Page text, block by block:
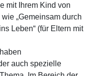
mit Ihrem Kind von
„Gemeinsam durch
Leben“ (für Eltern mit
auch spezielle